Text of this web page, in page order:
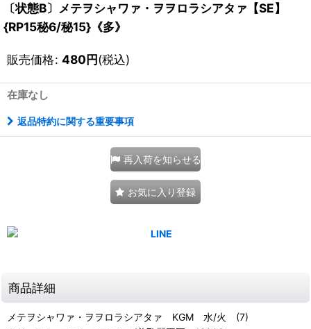
〔状態B〕メテヲシャワァ・ヲヲロラシアタァ【SE】
{RP15秘6/秘15}《多》
販売価格: 480円(税込)
在庫なし
返品特約に関する重要事項
再入荷を知らせる
お気に入り登録
商品詳細
メテヲシャワァ・ヲヲロラシアタァ KGM 水/火 (7)